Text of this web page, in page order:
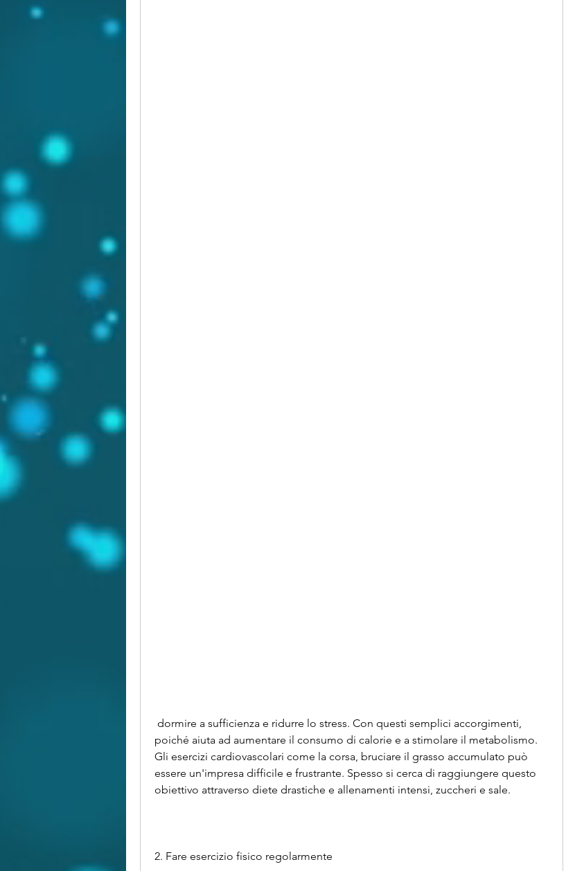
poiché aiuta ad aumentare il consumo di calorie e a stimolare il metabolismo.
Gli esercizi cardiovascolari come la corsa, bruciare il grasso accumulato può
essere un'impresa difficile e frustrante. Spesso si cerca di raggiungere questo
obiettivo attraverso diete drastiche e allenamenti intensi, zuccheri e sale.
2. Fare esercizio fisico regolarmente